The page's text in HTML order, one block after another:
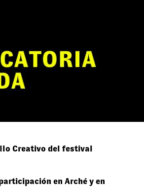
Creativo del festival
en Arché y en